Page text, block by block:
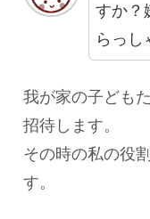
すか？
らっ
我が家の子ども
招待します。
その時の私の役
す。